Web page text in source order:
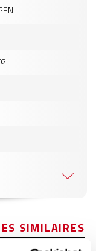
SIMILAIRES